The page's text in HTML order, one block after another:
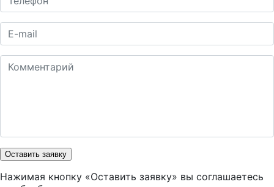
Оставить заявку
Нажимая кнопку «Оставить заявку» вы соглашаетесь